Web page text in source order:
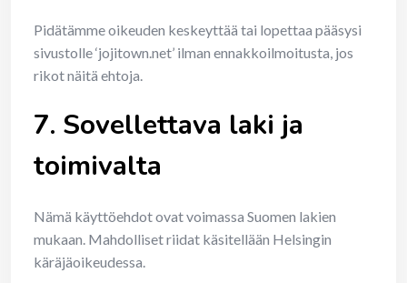
Pidätämme oikeuden keskeyttää tai lopettaa pääsysi
sivustolle ‘jojitown.net’ ilman ennakkoilmoitusta, jos
rikot näitä ehtoja.
7. Sovellettava laki ja
toimivalta
Nämä käyttöehdot ovat voimassa Suomen lakien
mukaan. Mahdolliset riidat käsitellään Helsingin
käräjäoikeudessa.